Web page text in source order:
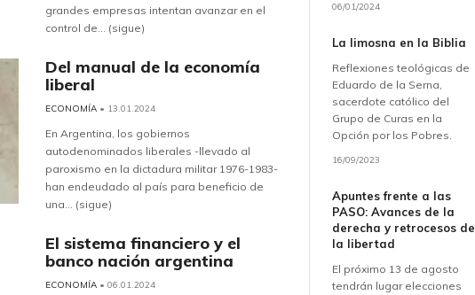
grandes empresas intentan avanzar en el
control de... (sigue)
Del manual de la economía
liberal
ECONOMÍA • 13.01.2024
En Argentina, los gobiernos
autodenominados liberales -llevado al
paroxismo en la dictadura militar 1976-1983-
han endeudado al país para beneficio de
una... (sigue)
El sistema financiero y el
banco nación argentina
ECONOMÍA • 06.01.2024
06/01/2024
La limosna en la Biblia
Reflexiones teológicas de
Eduardo de la Serna,
sacerdote católico del
Grupo de Curas en la
Opción por los Pobres.
16/09/2023
Apuntes frente a las
PASO: Avances de la
derecha y retrocesos de
la libertad
El próximo 13 de agosto
tendrán lugar elecciones